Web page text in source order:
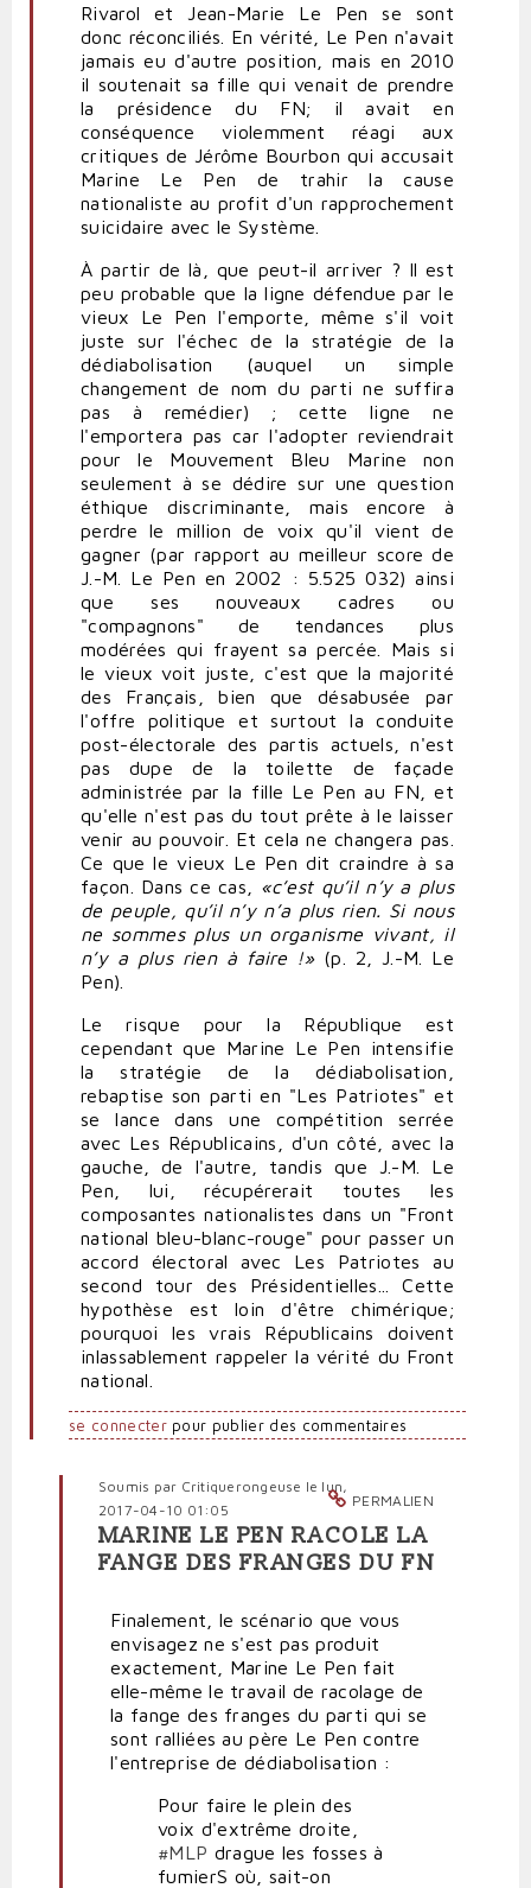
Rivarol et Jean-Marie Le Pen se sont
donc réconciliés. En vérité, Le Pen n'avait
jamais eu d'autre position, mais en 2010
il soutenait sa fille qui venait de prendre
la présidence du FN; il avait en
conséquence violemment réagi aux
critiques de Jérôme Bourbon qui accusait
Marine Le Pen de trahir la cause
nationaliste au profit d'un rapprochement
suicidaire avec le Système.
À partir de là, que peut-il arriver ? Il est
peu probable que la ligne défendue par le
vieux Le Pen l'emporte, même s'il voit
juste sur l'échec de la stratégie de la
dédiabolisation (auquel un simple
changement de nom du parti ne suffira
pas à remédier) ; cette ligne ne
l'emportera pas car l'adopter reviendrait
pour le Mouvement Bleu Marine non
seulement à se dédire sur une question
éthique discriminante, mais encore à
perdre le million de voix qu'il vient de
gagner (par rapport au meilleur score de
J.-M. Le Pen en 2002 : 5.525 032) ainsi
que ses nouveaux cadres ou
"compagnons" de tendances plus
modérées qui frayent sa percée. Mais si
le vieux voit juste, c'est que la majorité
des Français, bien que désabusée par
l'offre politique et surtout la conduite
post-électorale des partis actuels, n'est
pas dupe de la toilette de façade
administrée par la fille Le Pen au FN, et
qu'elle n'est pas du tout prête à le laisser
venir au pouvoir. Et cela ne changera pas.
Ce que le vieux Le Pen dit craindre à sa
façon. Dans ce cas,
«c’est qu’il n’y a plus
de peuple, qu’il n’y n’a plus rien. Si nous
ne sommes plus un organisme vivant, il
n’y a plus rien à faire !» (p. 2, J.-M. Le
Pen).
Le risque pour la République est
cependant que Marine Le Pen intensifie
la stratégie de la dédiabolisation,
rebaptise son parti en "Les Patriotes" et
se lance dans une compétition serrée
avec Les Républicains, d'un côté, avec la
gauche, de l'autre, tandis que J.-M. Le
Pen, lui, récupérerait toutes les
composantes nationalistes dans un "Front
national bleu-blanc-rouge" pour passer un
accord électoral avec Les Patriotes au
second tour des Présidentielles... Cette
hypothèse est loin d'être chimérique;
pourquoi les vrais Républicains doivent
inlassablement rappeler la vérité du Front
national.
se connecterpour publier des commentaires
PERMALIEN
Soumis par Critiquerongeuse le lun,
2017-04-10 01:05
En
réponse
Echec
de
la
dédiabolisation,
de
l'aveu
des
MARINE LE PEN RACOLE LA
FANGE DES FRANGES DU FN
Finalement, le scénario que vous
envisagez ne s'est pas produit
exactement, Marine Le Pen fait
elle-même le travail de racolage de
la fange des franges du parti qui se
sont ralliées au père Le Pen contre
l'entreprise de dédiabolisation :
Pour faire le plein des
voix d'extrême droite,
#MLP drague les fosses à
fumierS où, sait-on